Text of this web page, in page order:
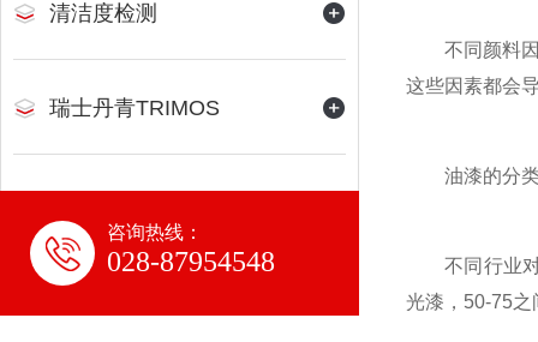
清洁度检测
瑞士丹青TRIMOS
咨询热线：
028-87954548
不同颜料因
这些因素都会
油漆的分
不同行业对
光漆，50-75